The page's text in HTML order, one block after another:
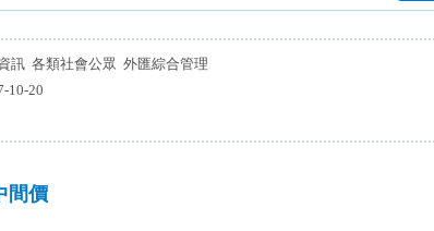
訊 各類社會公眾 外匯綜合管理
10-20
間價